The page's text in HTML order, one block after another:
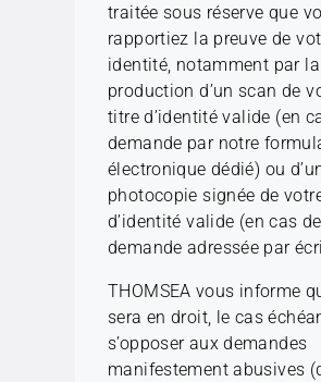
traitée sous réserve que
rapportiez la preuve de
identité, notamment par la
production d’un scan de
titre d’identité valide (en
demande par notre
électronique dédié) ou
photocopie signée de
d’identité valide (en cas de
demande adressée par
THOMSEA vous informe
sera en droit, le cas
s’opposer aux demandes
manifestement abusives